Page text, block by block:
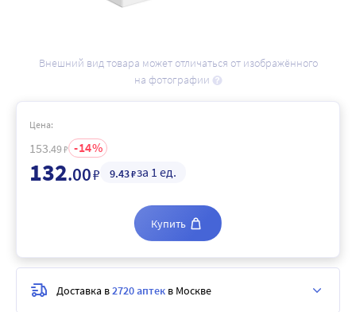
Внешний вид товара может отличаться от изображённого
на фотографии
Цена:
153.49₽ 14
132.00₽ 9.43₽за 1 ед.
Купить
Доставка в2720 аптек в Москве